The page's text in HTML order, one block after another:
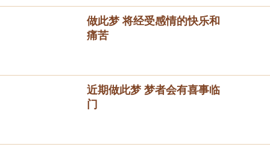
做此梦 将经受感情的快乐和
痛苦
近期做此梦 梦者会有喜事临
门